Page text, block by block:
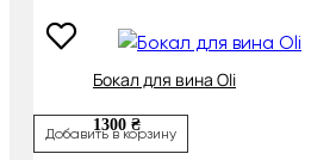
Бокал для вина Oli
1300 ₴
Добавить в корзину